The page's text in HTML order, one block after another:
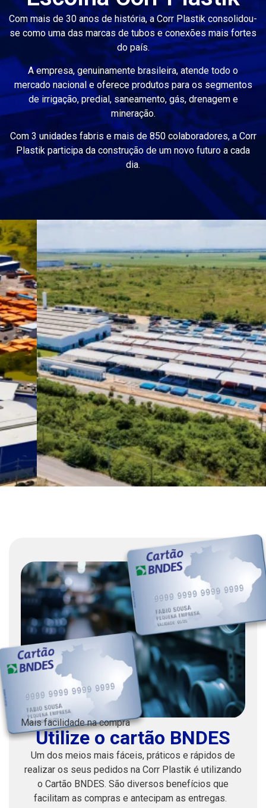
Com mais de 30 anos de história, a Corr Plastik consolidou-
se como uma das marcas de tubos e conexões mais fortes
do país.
A empresa, genuinamente brasileira, atende todo o
mercado nacional e oferece produtos para os segmentos
de irrigação, predial, saneamento, gás, drenagem e
mineração.
Com 3 unidades fabris e mais de 850 colaboradores, a Corr
Plastik participa da construção de um novo futuro a cada
dia.
Mais facilidade na compra
Utilize o cartão BNDES
Um dos meios mais fáceis, práticos e rápidos de
realizar os seus pedidos na Corr Plastik é utilizando
o Cartão BNDES. São diversos benefícios que
facilitam as compras e antecipam as entregas.